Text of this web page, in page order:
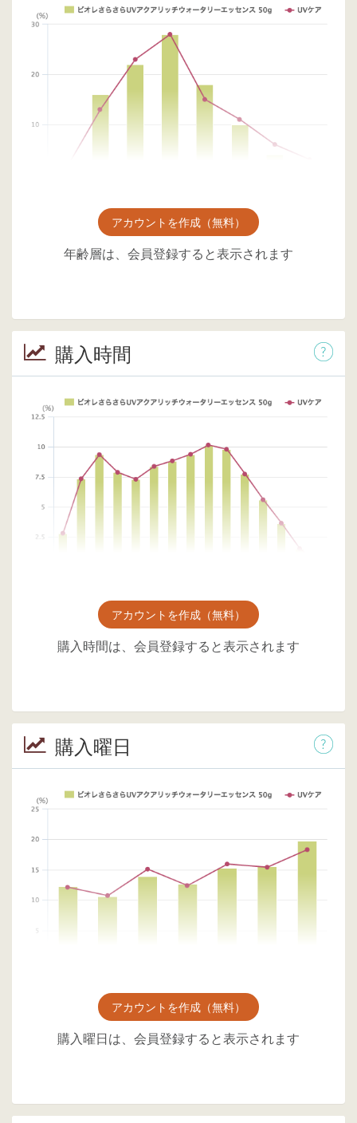
アカウントを作成（無料）
年齢層は、会員登録すると表示されます
購入時間
アカウントを作成（無料）
購入時間は、会員登録すると表示されます
購入曜日
アカウントを作成（無料）
購入曜日は、会員登録すると表示されます